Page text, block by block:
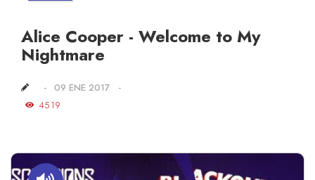
Alice Cooper - Welcome to My
Nightmare
09 ENE 2017
4519